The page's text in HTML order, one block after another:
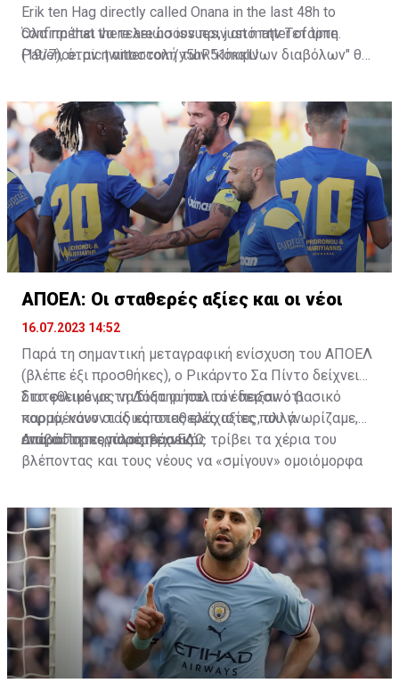
Erik ten Hag directly called Onana in the last 48h to
confirm that there are no issues, just matter of time.
Patience.pic.twitter.com/y5hR51mqlU
Όλα πρέπει να τελειώσουν πριν από την Τετάρτη
(19/7), όταν η αποστολή των "κόκκινων διαβόλων" θα
ΑΠΟΕΛ: Οι σταθερές αξίες και οι νέοι
16.07.2023 14:52
Παρά τη σημαντική μεταγραφική ενίσχυση του ΑΠΟΕΛ
(βλέπε έξι προσθήκες), ο Ρικάρντο Σα Πίντο δείχνει
διατεθειμένος να διατηρήσει τον περσινό βασικό
κορμό, κάνοντας κάποιες ελάχιστες, αλλά
απαραίτητες παρεμβάσεις.
Στο φιλικό με τη Δόξα οι παλιοί έδειξαν ότι
παραμένουν οι ίδιες σταθερές αξίες που γνωρίζαμε,
ενώ ο Πορτογάλος τεχνικός τρίβει τα χέρια του
βλέποντας και τους νέους να «σμίγουν» ομοιόμορφα
Διαβάστε περισσότεραΕΔΩ.